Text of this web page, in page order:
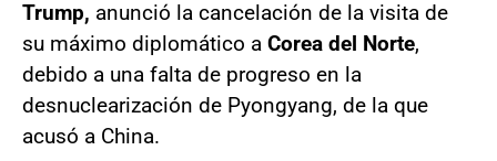
Trump, anunció la cancelación de la visita de
su máximo diplomático a Corea del Norte,
debido a una falta de progreso en la
desnuclearización de Pyongyang, de la que
acusó a China.